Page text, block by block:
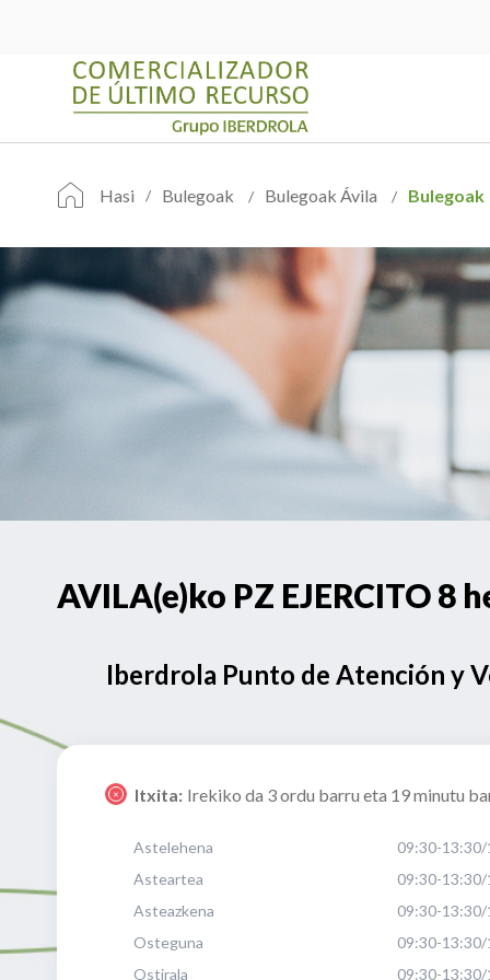
Hasi Bulegoak Bulegoak Ávila Bulegoak
AVILA(e)ko PZ EJERCITO
Iberdrola Punto de Atención y
Itxita: Irekiko da 3 ordu barru eta 19 minutu
Astelehena
09:30-
Asteartea
09:30-
Asteazkena
09:30-
Osteguna
09:30-
Ostirala
09:30-